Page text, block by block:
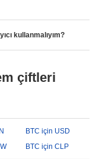
kullanmalıyım?
çiftleri
BTC için USD
BTC için CLP